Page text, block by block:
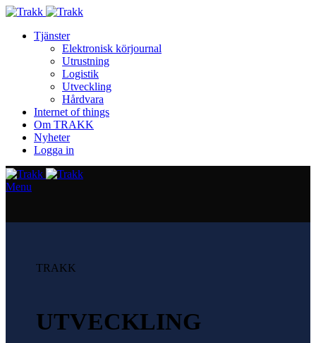
Tjänster
Elektronisk körjournal
Utrustning
Logistik
Utveckling
Hårdvara
Internet of things
Om TRAKK
Nyheter
Logga in
Menu
TRAKK
UTVECKLING